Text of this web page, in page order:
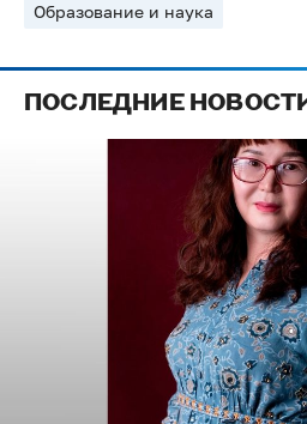
Образование и наука
ПОСЛЕДНИЕ